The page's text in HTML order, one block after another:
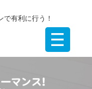
有利に行う！